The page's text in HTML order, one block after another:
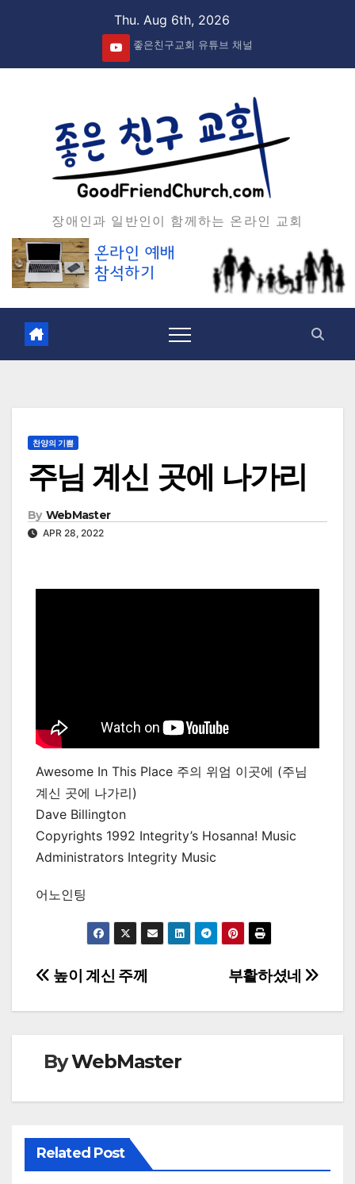
Thu. Aug 6th, 2026
좋은친구교회 유튜브 채널
장애인과 일반인이 함께하는 온라인 교회
찬양의 기쁨
주님 계신 곳에 나가리
By WebMaster
APR 28, 2022
Awesome In This Place 주의 위엄 이곳에 (주님
계신 곳에 나가리)
Dave Billington
Copyrights 1992 Integrity’s Hosanna! Music
Administrators Integrity Music
어노인팅
Post
navigation
부활하셨네
높이 계신 주께
ByWebMaster
Related Post